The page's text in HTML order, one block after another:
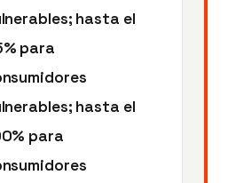
hasta el
para
hasta el
para